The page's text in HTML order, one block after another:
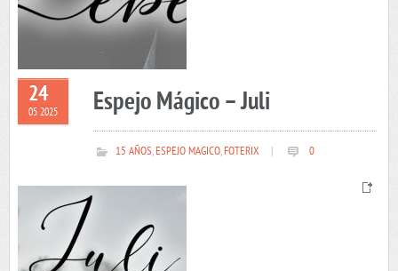
24
05 2025 Espejo Mágico – Juli
15 AÑOS,ESPEJO MAGICO,FOTERIX 0